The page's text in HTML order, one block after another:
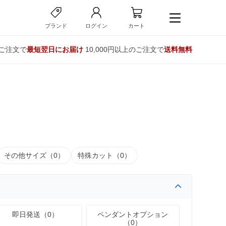
ブランド ログイン カート
注文で最短翌日にお届け10,000円以上のご注文で送料無料
その他サイズ（0） 特殊カット（0）
即日発送（0）
ペンダントオプション
（0）